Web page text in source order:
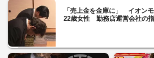
「売上金を金庫に」 イオン
22歳女性 勤務店運営会社の